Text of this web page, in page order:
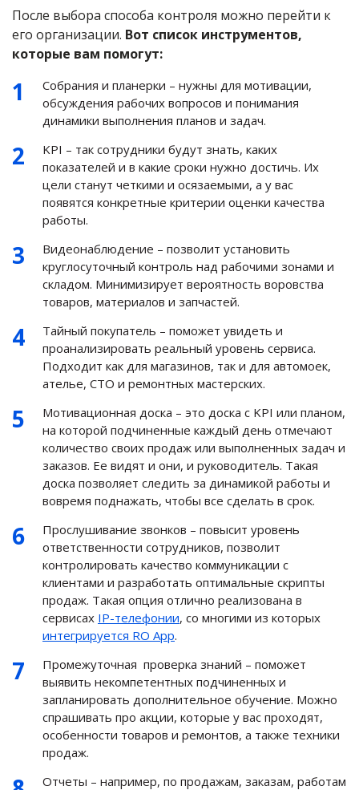
После выбора способа контроля можно перейти к
его организации. Вот список инструментов,
которые вам помогут:
Собрания и планерки – нужны для мотивации,
обсуждения рабочих вопросов и понимания
динамики выполнения планов и задач.
KPI – так сотрудники будут знать, каких
показателей и в какие сроки нужно достичь. Их
цели станут четкими и осязаемыми, а у вас
появятся конкретные критерии оценки качества
работы.
Видеонаблюдение – позволит установить
круглосуточный контроль над рабочими зонами и
складом. Минимизирует вероятность воровства
товаров, материалов и запчастей.
Тайный покупатель – поможет увидеть и
проанализировать реальный уровень сервиса.
Подходит как для магазинов, так и для автомоек,
ателье, СТО и ремонтных мастерских.
Мотивационная доска – это доска с KPI или планом,
на которой подчиненные каждый день отмечают
количество своих продаж или выполненных задач и
заказов. Ее видят и они, и руководитель. Такая
доска позволяет следить за динамикой работы и
вовремя поднажать, чтобы все сделать в срок.
Прослушивание звонков – повысит уровень
ответственности сотрудников, позволит
контролировать качество коммуникации с
клиентами и разработать оптимальные скрипты
продаж. Такая опция отлично реализована в
сервисах IP-телефонии, со многими из которых
интегрируется RO App.
Промежуточная проверка знаний – поможет
выявить некомпетентных подчиненных и
запланировать дополнительное обучение. Можно
спрашивать про акции, которые у вас проходят,
особенности товаров и ремонтов, а также техники
продаж.
Отчеты – например, по продажам, заказам, работам